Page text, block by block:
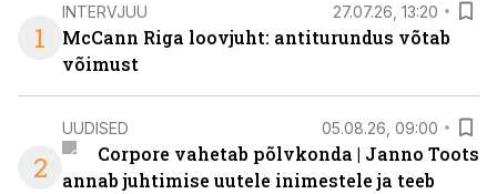
1
INTERVJUU 27.07.26, 13:20
McCann Riga loovjuht: antiturundus võtab
võimust
2
UUDISED 05.08.26, 09:00
Corpore vahetab põlvkonda | Janno Toots
annab juhtimise uutele inimestele ja teeb